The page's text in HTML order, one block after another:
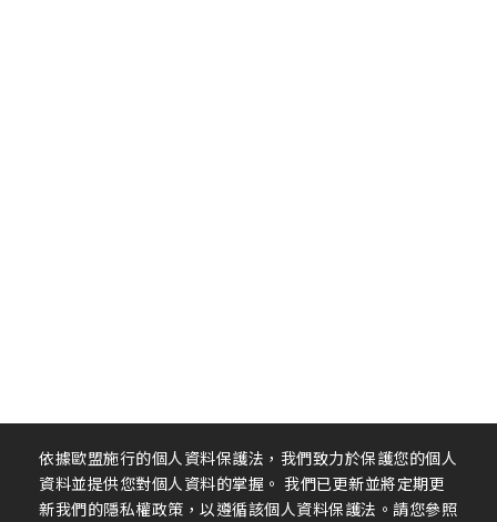
依據歐盟施行的個人資料保護法，我們致力於保護您的個人
資料並提供您對個人資料的掌握。 我們已更新並將定期更
新我們的隱私權政策，以遵循該個人資料保護法。請您參照